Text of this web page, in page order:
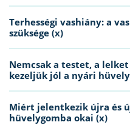
Terhességi vashiány: a
szüksége (x)
Nemcsak a testet, a
kezeljük jól a nyári
Miért jelentkezik újra és
hüvelygomba okai (x)